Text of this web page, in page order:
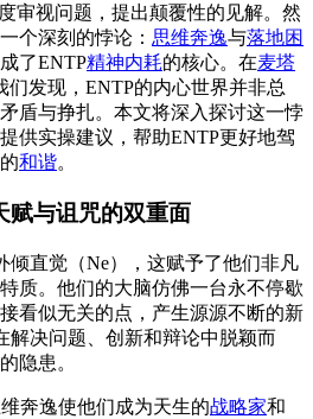
审视问题，提出颠覆性的见解。然
个深刻的悖论： 思维奔逸与落地困
了ENTP精神内耗的核心。在麦塔
们发现，ENTP的内心世界并非总
盾与挣扎。本文将深入探讨这一悖
提供实操建议，帮助ENTP更好地驾
和谐。
赋与诅咒的双重面
倾直觉（Ne），这赋予了他们非凡
质。他们的大脑仿佛一台永不停歇
看似无关的点，产生源源不断的新
解决问题、创新和辩论中脱颖而
的隐患。
维奔逸使他们成为天生的战略家和